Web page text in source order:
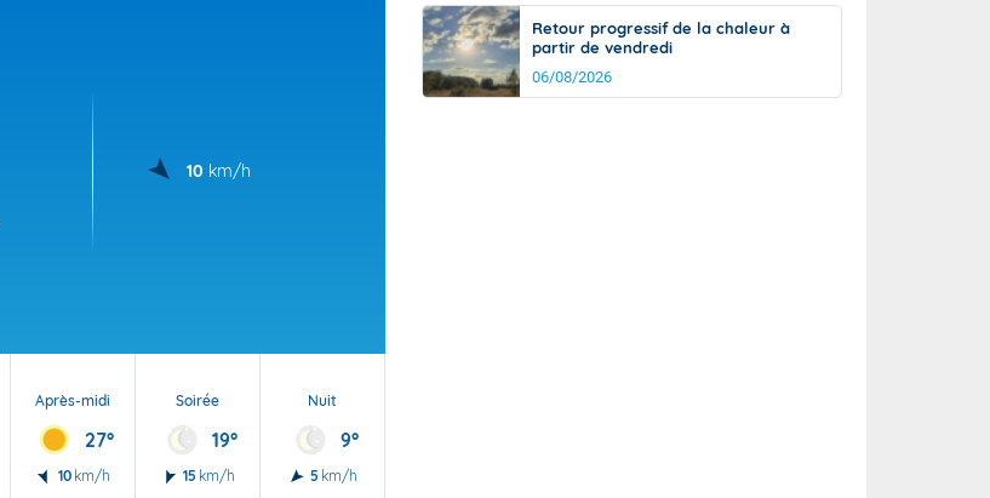
10 km/h
Après-midi
27°
10 km/h
Soirée
19°
15 km/h
Nuit
9°
5 km/h
Retour progressif de la chaleur à
partir de vendredi
06/08/2026